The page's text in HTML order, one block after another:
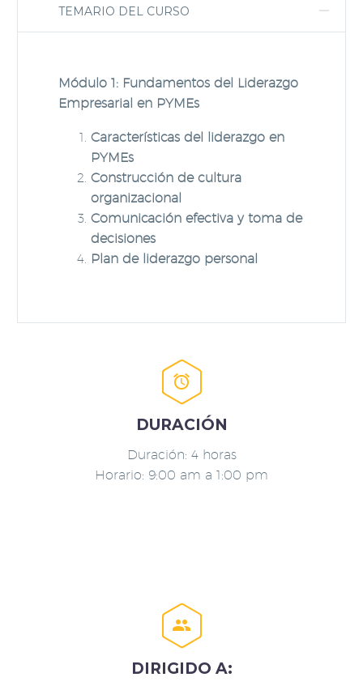
TEMARIO DEL CURSO
Módulo 1: Fundamentos del Liderazgo
Empresarial en PYMEs
Características del liderazgo en
PYMEs
Construcción de cultura
organizacional
Comunicación efectiva y toma de
decisiones
Plan de liderazgo personal


DURACIÓN
Duración: 4 horas
Horario: 9:00 am a 1:00 pm


DIRIGIDO A: